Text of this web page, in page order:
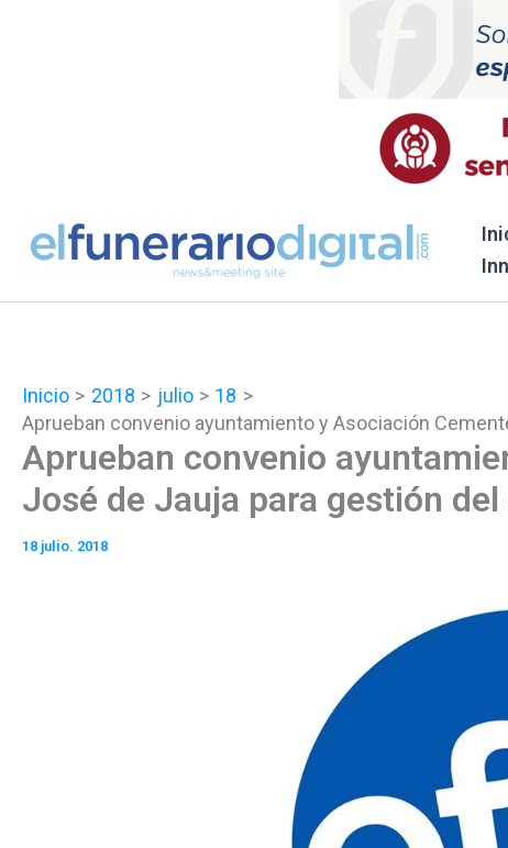
Inicio 2018 julio
18
Aprueban convenio ayuntamiento y Asociación
Aprueban convenio
José de Jauja para gestión
18 julio. 2018